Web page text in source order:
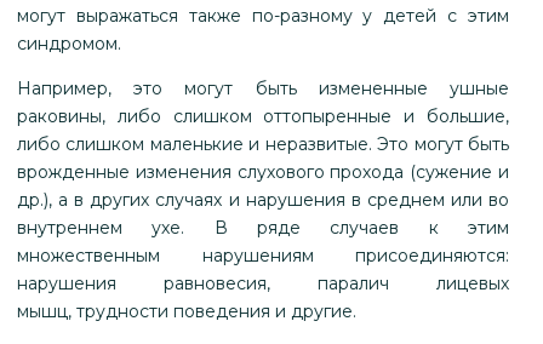
могут выражаться также по-разному у детей с этим
синдромом.
Например, это могут быть измененные ушные
раковины, либо слишком оттопыренные и большие,
либо слишком маленькие и неразвитые. Это могут быть
врожденные изменения слухового прохода (сужение и
др.), а в других случаях и нарушения в среднем или во
внутреннем ухе. В ряде случаев к этим
множественным нарушениям присоединяются:
нарушения равновесия, паралич лицевых
мышц, трудности поведения и другие.